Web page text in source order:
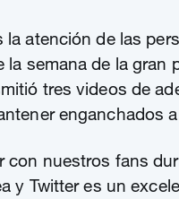
la atención de las
la semana de la gran
tres videos de
enganchados
con nuestros fans
y Twitter es un